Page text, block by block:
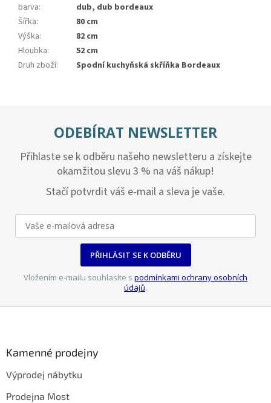
barva:
dub, dub bordeaux
Šířka:
80 cm
Výška:
82 cm
Hloubka:
52 cm
Druh zboží: Spodní kuchyňská skříňka Bordeaux
ODEBÍRAT NEWSLETTER
Přihlaste se k odběru našeho newsletteru a získejte
okamžitou slevu 3 % na váš nákup!
Stačí potvrdit váš e-mail a sleva je vaše.
PŘIHLÁSIT SE K ODBĚRU
Vložením e-mailu souhlasíte s podmínkami ochrany osobních
údajů.
Kamenné prodejny
Výprodej nábytku
Prodejna Most